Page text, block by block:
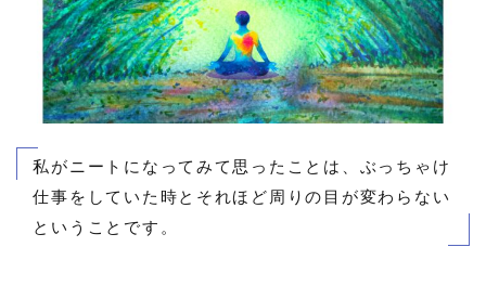
私がニートになってみて思ったことは、ぶっちゃけ
仕事をしていた時とそれほど周りの目が変わらない
ということです。